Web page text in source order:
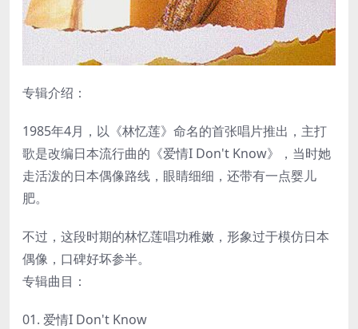
专辑介绍：
1985年4月，以《林忆莲》命名的首张唱片推出，主打
歌是改编日本流行曲的《爱情I Don't Know》，当时她
走活泼的日本偶像路线，眼睛细细，还带有一点婴儿
肥。
不过，这段时期的林忆莲唱功稚嫩，形象过于模仿日本
偶像，口碑好坏参半。
专辑曲目：
01. 爱情I Don't Know